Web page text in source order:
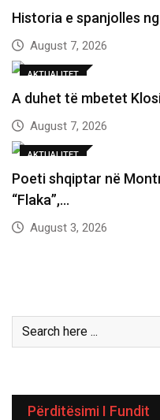
Historia e spanjolles
August 7, 2026
AKTUALITET
A duhet të mbetet
August 7, 2026
AKTUALITET
Poeti shqiptar në
“Flaka”,…
August 3, 2026
Përditësimi I Fundit